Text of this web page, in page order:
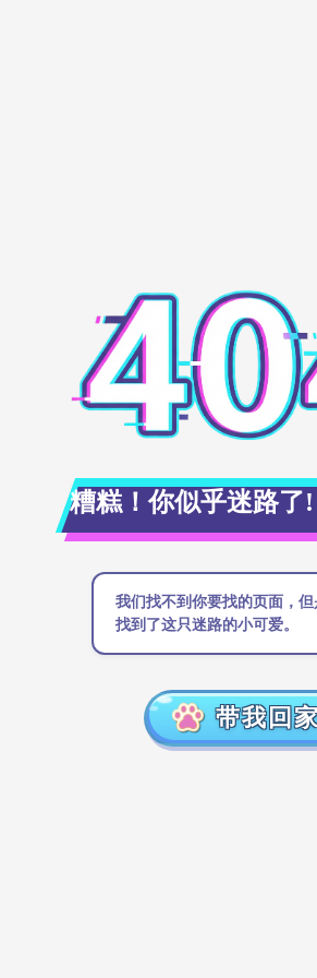
糟糕！你似乎迷路了!
我们找不到你要找的页面，但
找到了这只迷路的小可爱。
带我回